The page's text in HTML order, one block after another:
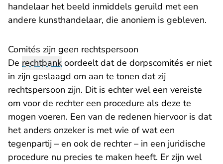
handelaar het beeld inmiddels geruild met een
andere kunsthandelaar, die anoniem is gebleven.
Comités zijn geen rechtspersoon
De rechtbank oordeelt dat de dorpscomités er niet
in zijn geslaagd om aan te tonen dat zij
rechtspersoon zijn. Dit is echter wel een vereiste
om voor de rechter een procedure als deze te
mogen voeren. Een van de redenen hiervoor is dat
het anders onzeker is met wie of wat een
tegenpartij – en ook de rechter – in een juridische
procedure nu precies te maken heeft. Er zijn wel